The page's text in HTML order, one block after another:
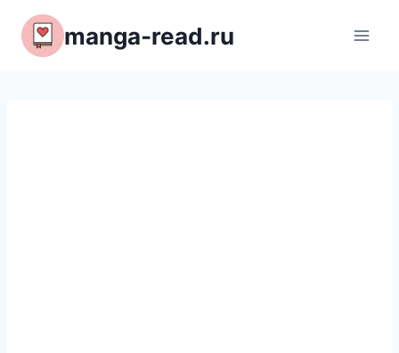
Перейти
содержимому
manga-read.ru